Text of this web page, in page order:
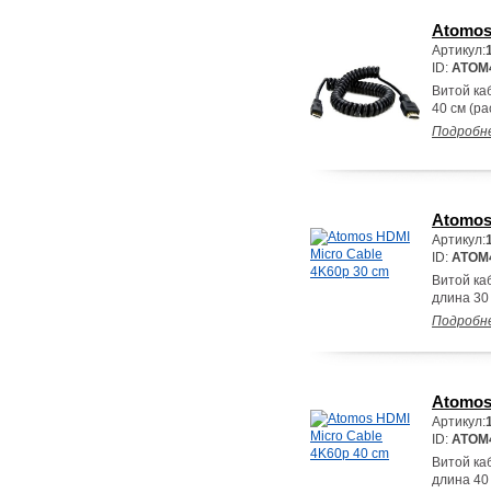
Артикул:
ID:
Витой
40 см
Артикул:
ID:
Витой
длина 30
Артикул:
ID:
Витой
длина 40